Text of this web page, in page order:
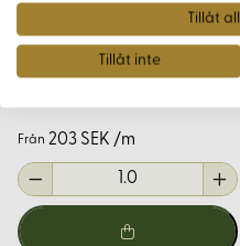
Linnetyg tvättat lyx 109/02 svart
Från 203 SEK /m
Tillåt
Tillåt inte